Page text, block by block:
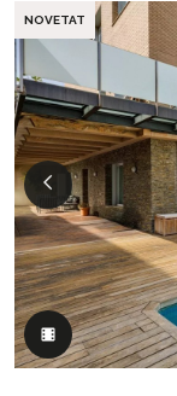
NOVETAT